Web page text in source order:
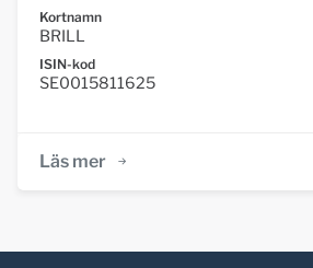
Kortnamn
BRILL
ISIN-kod
SE0015811625
Läs mer